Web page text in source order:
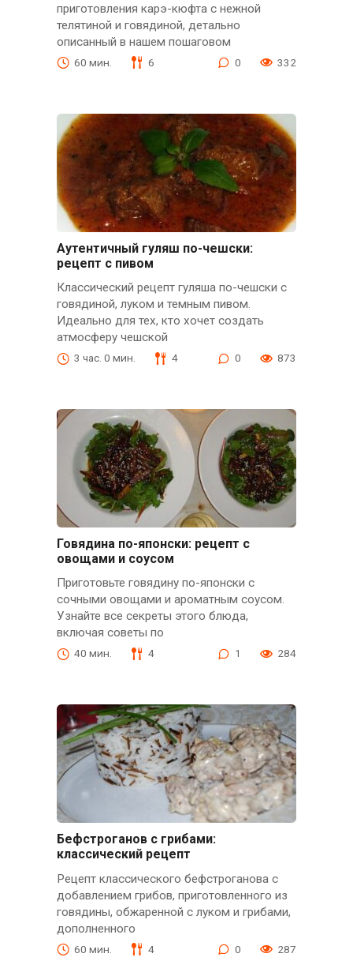
приготовления карэ-кюфта с нежной
телятиной и говядиной, детально
описанный в нашем пошаговом
60 мин. 6 0 332
Аутентичный гуляш по-чешски:
рецепт с пивом
Классический рецепт гуляша по-чешски с
говядиной, луком и темным пивом.
Идеально для тех, кто хочет создать
атмосферу чешской
3 час. 0 мин. 4 0 873
Говядина по-японски: рецепт с
овощами и соусом
Приготовьте говядину по-японски с
сочными овощами и ароматным соусом.
Узнайте все секреты этого блюда,
включая советы по
40 мин. 4 1 284
Бефстроганов с грибами:
классический рецепт
Рецепт классического бефстроганова с
добавлением грибов, приготовленного из
говядины, обжаренной с луком и грибами,
дополненного
60 мин. 4 0 287